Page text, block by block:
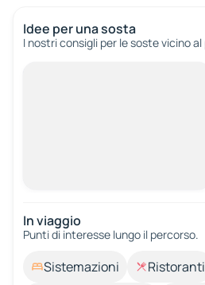
Idee per una sosta
I nostri consigli per le soste vicino
In viaggio
Punti di interesse lungo il percorso.
Sistemazioni Ristoranti